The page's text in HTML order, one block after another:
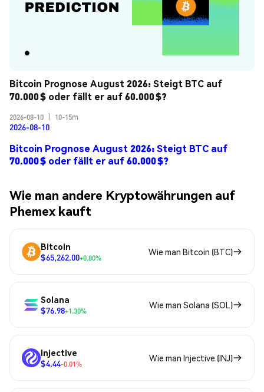
Bitcoin Prognose August 2026: Steigt BTC auf
70.000 $ oder fällt er auf 60.000 $?
2026-08-10 10-15m
2026-08-10
Bitcoin Prognose August 2026: Steigt BTC auf
70.000 $ oder fällt er auf 60.000 $?
Wie man andere Kryptowährungen auf
Phemex kauft
Bitcoin
$65,262.00+0.80%
Wie man Bitcoin (BTC)
Solana
$76.98+1.30%
Wie man Solana (SOL)
Injective
$4.44-0.01%
Wie man Injective (INJ)